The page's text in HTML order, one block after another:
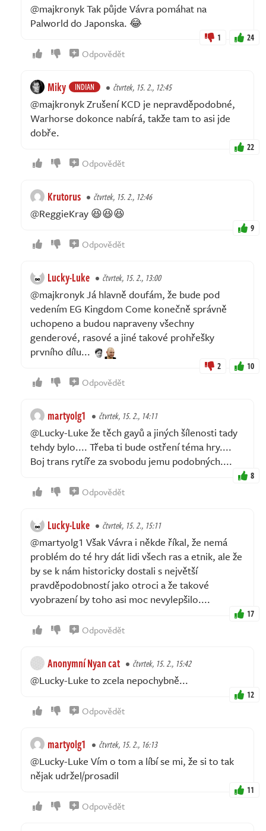
@majkronyk Tak půjde Vávra pomáhat na
Palworld do Japonska. 😂
1 24
Odpovědět
Miky INDIAN čtvrtek, 15. 2., 12:45
@majkronyk Zrušení KCD je nepravděpodobné,
Warhorse dokonce nabírá, takže tam to asi jde
dobře.
22
Odpovědět
Krutorus čtvrtek, 15. 2., 12:46
@ReggieKray 😆😆😆
9
Odpovědět
Lucky-Luke čtvrtek, 15. 2., 13:00
@majkronyk Já hlavně doufám, že bude pod
vedením EG Kingdom Come konečně správně
uchopeno a budou napraveny všechny
genderové, rasové a jiné takové prohřešky
prvního dílu...
2 10
Odpovědět
martyolg1 čtvrtek, 15. 2., 14:11
@Lucky-Luke že těch gayů a jiných šílenosti tady
tehdy bylo.... Třeba ti bude ostření téma hry....
Boj trans rytíře za svobodu jemu podobných....
8
Odpovědět
Lucky-Luke čtvrtek, 15. 2., 15:11
@martyolg1 Však Vávra i někde říkal, že nemá
problém do té hry dát lidi všech ras a etnik, ale že
by se k nám historicky dostali s největší
pravděpodobností jako otroci a že takové
vyobrazení by toho asi moc nevylepšilo....
17
Odpovědět
Anonymní Nyan cat čtvrtek, 15. 2., 15:42
@Lucky-Luke to zcela nepochybně...
12
Odpovědět
martyolg1 čtvrtek, 15. 2., 16:13
@Lucky-Luke Vím o tom a líbí se mi, že si to tak
nějak udržel/prosadil
11
Odpovědět